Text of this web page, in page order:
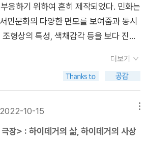
어판이 나오지 않았다). 규모가 좀 있는
루고 있는데(700쪽이 넘는다), 앞서 나
면 좋겠다. 그 3부작은 <왜 세
나는 뇌가 아니다><생각이란 무엇인
하는 철학사' 3부작과 같이 묶으면, 철학
독일철학이 무엇을 생각하고 있는지도
관한 가장 정교한 증명을 최종적으로 제
스>이다. 더 나아가, 그는 명시적으로
듯이, 그의 이론은 앎과 참인 의견은 완
동굴 안의 우리는 동굴 밖 태양과도 같
달을 수 없다. 태양을 보기 위해서 우리
야 하지만, 손발이 묶인 죄수들에게 쉬운
응하기 위하여 흔히 제작되었다. 민화는
민문화의 다양한 면모를 보여줌과 동시
형상의 특성, 색채감각 등을 보다 진솔
, <한국미술의 역사> , p545 지난 주말
화뮤지엄에 다녀왔다. <화조도>, <연
에 담긴 소망 들을 해설사의 설명을 통
사람들이 가장 원하는 것을 염원하는 의
우리 시대 민화의 가장 인기있는 그림은
더보기
10-15
장> : 하이데거의 삶, 하이데거의 사상